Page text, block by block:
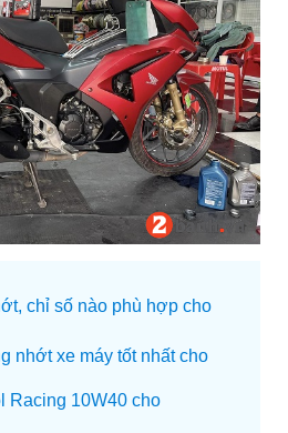
chỉ số nào phù hợp cho
nhớt xe máy tốt nhất cho
Racing 10W40 cho